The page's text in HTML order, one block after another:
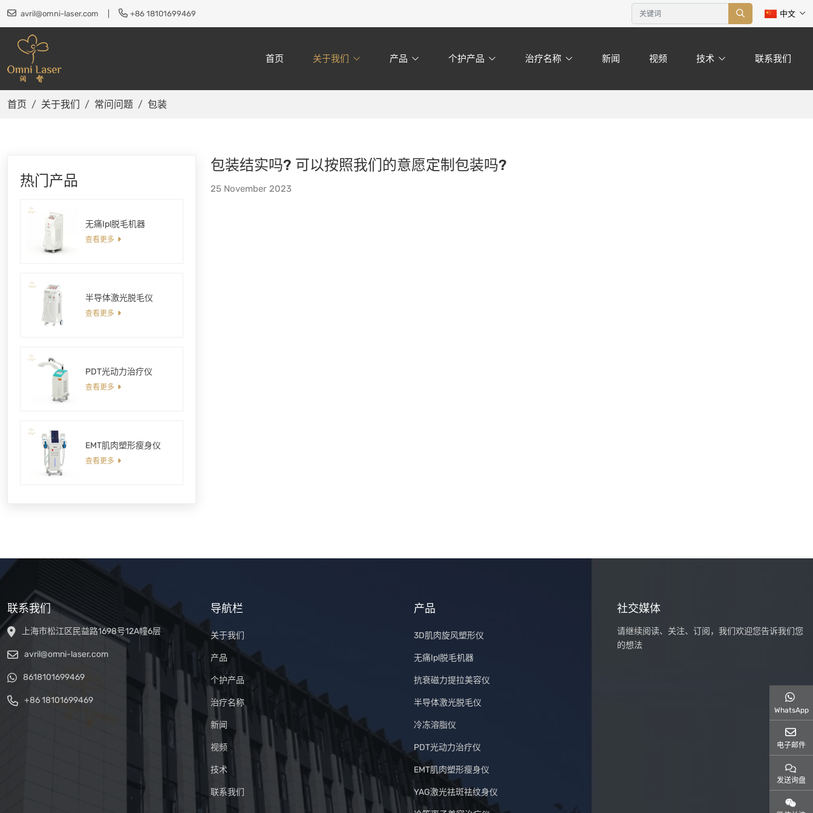
avril@omni-laser.com +86 18101699469 中文
首页 关于我们 产品 个护产品 治疗名称 新闻 视频 技术 联系我们
首页 关于我们 常问问题 包装
包装结实吗? 可以按照我们的意愿定制包装吗?
25 November 2023
热门产品
无痛Ipl脱毛机器
查看更多
半导体激光脱毛仪
查看更多
PDT光动力治疗仪
查看更多
EMT肌肉塑形瘦身仪
查看更多
联系我们
上海市松江区民益路1698号12A幢6层
avril@omni-laser.com
8618101699469
+86 18101699469
导航栏
关于我们
产品
个护产品
治疗名称
新闻
视频
技术
联系我们
产品
3D肌肉旋风塑形仪
无痛Ipl脱毛机器
抗衰磁力提拉美容仪
半导体激光脱毛仪
冷冻溶脂仪
PDT光动力治疗仪
EMT肌肉塑形瘦身仪
YAG激光祛斑祛纹身仪
社交媒体
请继续阅读、关注、订阅，我们欢迎您告诉我们您
的想法
WhatsApp
电子邮件
发送询盘